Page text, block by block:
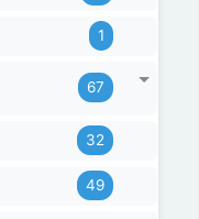
1
67
32
49